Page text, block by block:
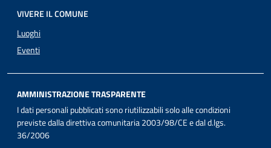
VIVERE IL COMUNE
Luoghi
Eventi
AMMINISTRAZIONE TRASPARENTE
I dati personali pubblicati sono riutilizzabili solo alle condizioni
previste dalla direttiva comunitaria 2003/98/CE e dal d.lgs.
36/2006